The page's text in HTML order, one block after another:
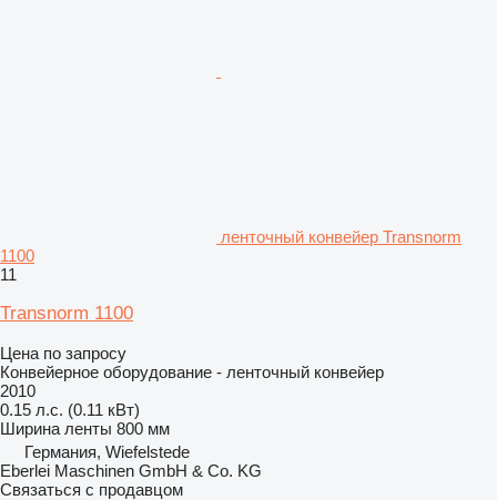
ленточный конвейер Transnorm
1100
11
Transnorm 1100
Цена по запросу
Конвейерное оборудование - ленточный конвейер
2010
0.15 л.с. (0.11 кВт)
Ширина ленты 800 мм
Германия, Wiefelstede
Eberlei Maschinen GmbH & Co. KG
Связаться с продавцом